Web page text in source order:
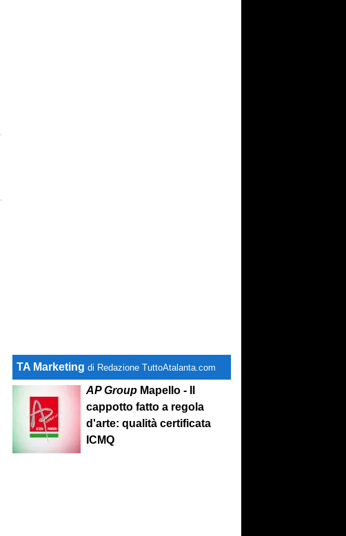
TA Marketing di Redazione TuttoAtalanta.com
AP Group Mapello - Il
cappotto fatto a regola
d'arte: qualità certificata
ICMQ